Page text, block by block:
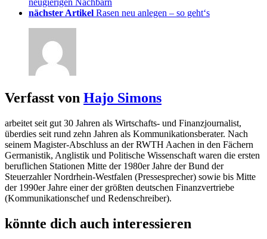
neugierigen Nachbarn
nächster Artikel Rasen neu anlegen – so geht‘s
Verfasst von Hajo Simons
arbeitet seit gut 30 Jahren als Wirtschafts- und Finanzjournalist,
überdies seit rund zehn Jahren als Kommunikationsberater. Nach
seinem Magister-Abschluss an der RWTH Aachen in den Fächern
Germanistik, Anglistik und Politische Wissenschaft waren die ersten
beruflichen Stationen Mitte der 1980er Jahre der Bund der
Steuerzahler Nordrhein-Westfalen (Pressesprecher) sowie bis Mitte
der 1990er Jahre einer der größten deutschen Finanzvertriebe
(Kommunikationschef und Redenschreiber).
könnte dich auch interessieren